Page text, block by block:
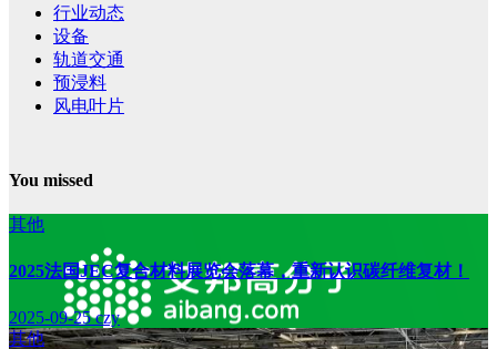
行业动态
设备
轨道交通
预浸料
风电叶片
You missed
其他
2025法国JEC复合材料展览会落幕，重新认识碳纤维复材！
2025-09-25czy
其他